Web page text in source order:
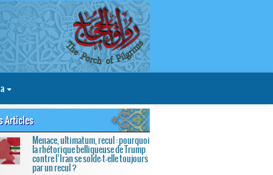
Articles
Menace, ultimatum, recul : pourquoi
la rhétorique belliqueuse de Trump
contre l’Iran se solde-t-elle toujours
par un recul ?